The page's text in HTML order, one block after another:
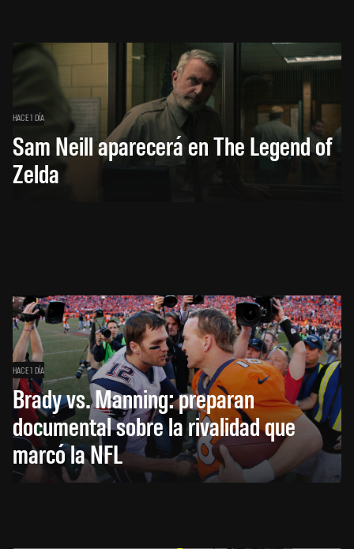
HACE 1 DÍA
Sam Neill aparecerá en The Legend of
Zelda
HACE 1 DÍA
Brady vs. Manning: preparan
documental sobre la rivalidad que
marcó la NFL